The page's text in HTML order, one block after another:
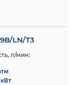
LN/T3
л/мин: